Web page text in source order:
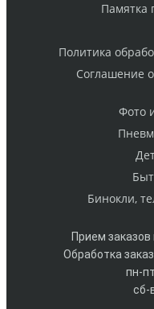
Памятка
Политика
Cоглашение
Фото
Бинокли,
Прием заказов
Обработка
пн-
сб-